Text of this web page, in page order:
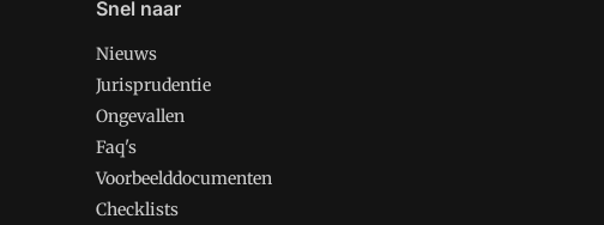
Snel naar
Nieuws
Jurisprudentie
Ongevallen
Faq's
Voorbeelddocumenten
Checklists